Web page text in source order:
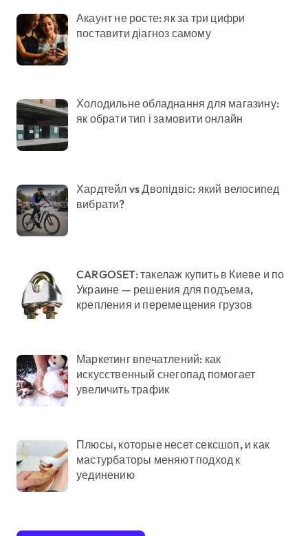
Акаунт не росте: як за три цифри
поставити діагноз самому
Холодильне обладнання для магазину:
як обрати тип і замовити онлайн
Хардтейл vs Двопідвіс: який велосипед
вибрати?
CARGOSET: такелаж купить в Киеве и по
Украине — решения для подъема,
крепления и перемещения грузов
Маркетинг впечатлений: как
искусственный снегопад помогает
увеличить трафик
Плюсы, которые несет сексшоп, и как
мастурбаторы меняют подход к
уединению